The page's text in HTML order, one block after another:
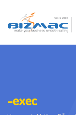
-exec